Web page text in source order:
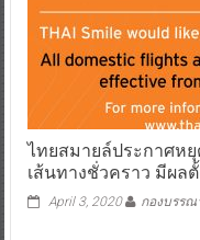
ไทยสมายล์ประกาศห
เส้นทางชั่วคราว มีผล
April 3, 2020 กองบรรณ